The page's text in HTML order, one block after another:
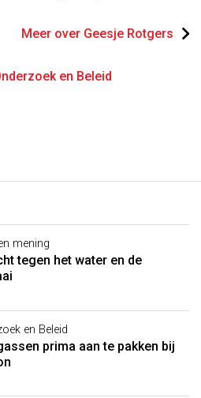
Meer over Geesje Rotgers
en Beleid
mening
tegen het water en de
en Beleid
prima aan te pakken bij